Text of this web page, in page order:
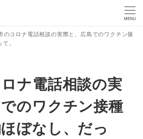
MENU
のコロナ電話相談の実際と、広島でのワクチン接
。
ナ電話相談の実
のワクチン接種
ぼなし、だっ